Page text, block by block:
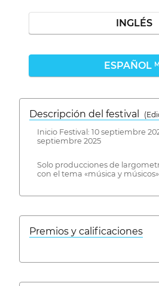
INGLÉS
ESPAÑOL
Descripción del festival
(
Inicio Festival: 10 septiembre
septiembre 2025
Solo producciones de
con el tema «música y
Premios y calificaciones